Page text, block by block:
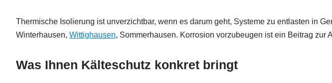
Thermische Isolierung ist unverzichtbar, wenn es darum geht, Systeme zu entlasten in
Winterhausen, Wittighausen, Sommerhausen. Korrosion vorzubeugen ist ein Beitrag
Was Ihnen Kälteschutz konkret bringt